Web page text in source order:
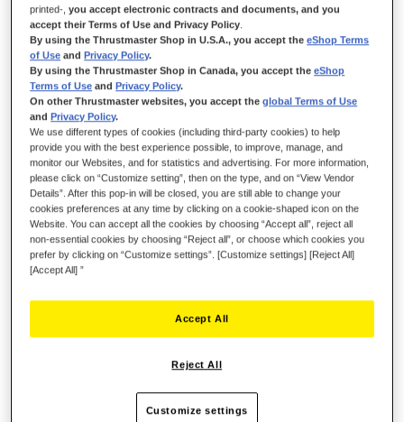
TENHA O CONTROLO TOTAL E DOMINE
CADA TAREFA!
Tenha o controlo total de qualquer peça de equipamento
agrícola ou maquinaria pesada com o SimTask FarmStick – o
joystick versátil e preciso da Thrustmaster, dotado de 3 eixos
direcionais, um manípulo multifuncional, um acelerador
manual e um painel de controlo tudo-em-um.
Deve ser utilizado com um volante para jogar Farming
Simulator 25 na Xbox Series X|S.
printed-,you accept electronic contracts and documents, and you
accept their Terms of Use and Privacy Policy
By using the Thrustmaster Shop in U.S.A., you accept theeShop Terms
of Use andPrivacy Policy.
By using the Thrustmaster Shop in Canada, you accept theeShop
Terms of Use andPrivacy Policy.
On other Thrustmaster websites, you accept theglobal Terms of Use
andPrivacy Policy.
We use different types of cookies (including third-party cookies) to help
provide you with the best experience possible, to improve, manage, and
monitor our Websites, and for statistics and advertising. For more information,
please click on “Customize setting”, then on the type, and on “View Vendor
Details”. After this pop-in will be closed, you are still able to change your
cookies preferences at any time by clicking on a cookie-shaped icon on the
Website. You can accept all the cookies by choosing “Accept all”, reject all
non-essential cookies by choosing “Reject all”, or choose which cookies you
prefer by clicking on “Customize settings”. [Customize settings] [Reject All]
[Accept All] ”
Reject All
Accept All
Customize settings